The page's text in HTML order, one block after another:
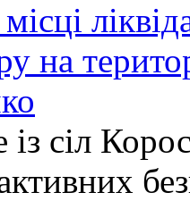
на
сіл